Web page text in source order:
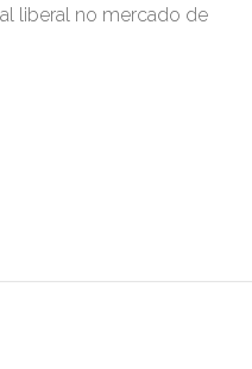
liberal no mercado de